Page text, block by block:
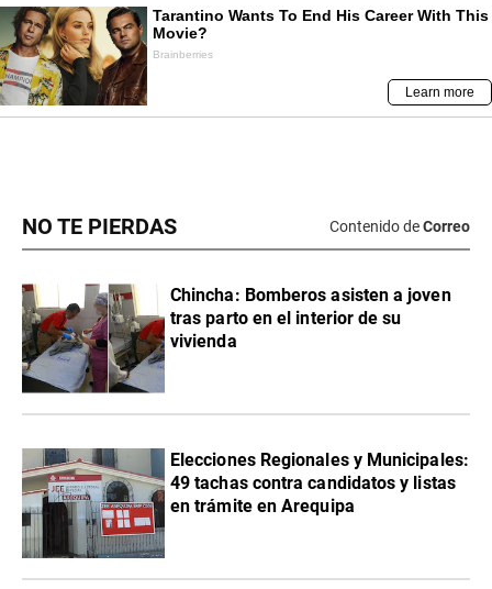
NO TE PIERDAS Contenido deCorreo
Chincha: Bomberos asisten a joven
tras parto en el interior de su
vivienda
Elecciones Regionales y Municipales:
49 tachas contra candidatos y listas
en trámite en Arequipa